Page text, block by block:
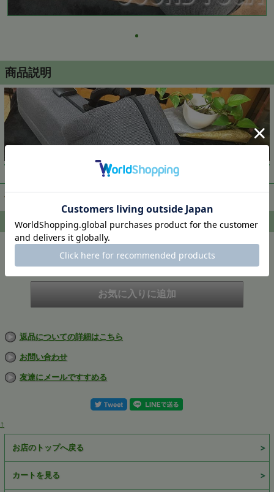
商品説明
▼ 商品説明の続きを見る ▼
価格:
注文
在庫 在庫切れ
返品についての詳細はこちら
お問い合わせ
友達にメールですすめる
↑
お店のトップへ戻る
カートを見る